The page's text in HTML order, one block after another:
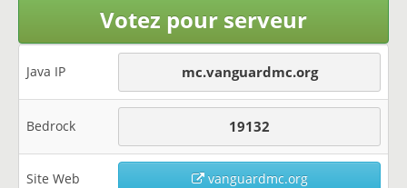
Votez pour serveur
Java IP mc.vanguardmc.org
Bedrock 19132
Site Web vanguardmc.org